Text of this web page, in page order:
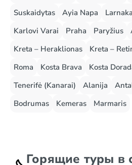
Suskaidytas
Ayia Napa Larnaka
Karlovi Varai
Praha Paryžius
Kreta – Heraklionas
Kreta –
Roma
Kosta Brava Kosta
Tenerifė (Kanarai)
Alanija
Bodrumas
Kemeras Marmaris
Горящие туры в